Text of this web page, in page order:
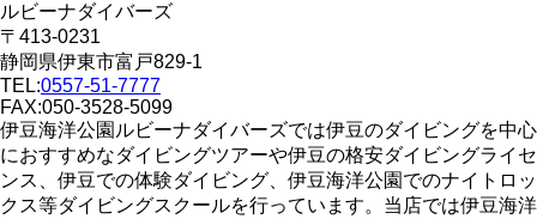
ルビーナダイバーズ
〒413-0231
静岡県伊東市富戸829-1
TEL:0557-51-7777
FAX:050-3528-5099
伊豆海洋公園ルビーナダイバーズでは伊豆のダイビングを中心
におすすめなダイビングツアーや伊豆の格安ダイビングライセ
ンス、伊豆での体験ダイビング、伊豆海洋公園でのナイトロッ
クス等ダイビングスクールを行っています。当店では伊豆海洋